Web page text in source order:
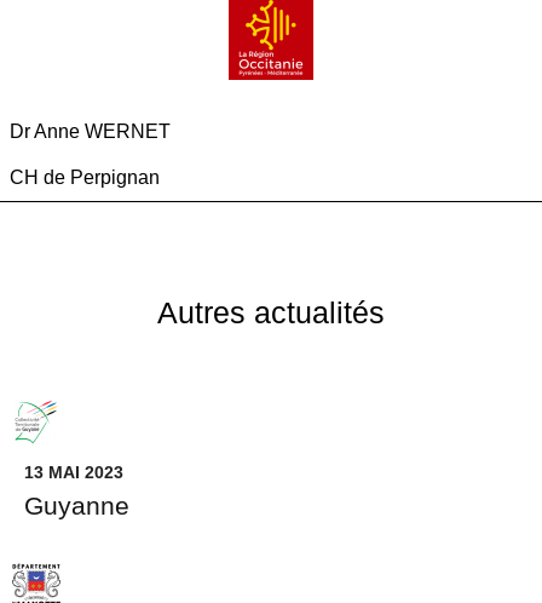
Dr Anne WERNET
CH de Perpignan
Autres actualités
13 MAI 2023
Guyanne